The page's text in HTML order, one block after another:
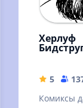
Херлуф
5
Комиксы